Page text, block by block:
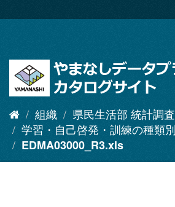
キ
組織
県民生活部 統計調
学習・自己啓発・訓練の種類
EDMA03000_R3.xls